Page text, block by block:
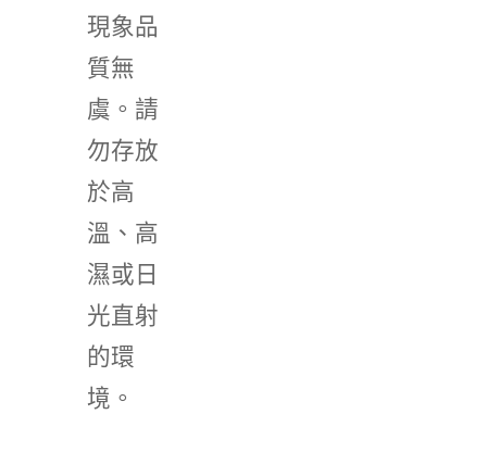
現象品
質無
虞。請
勿存放
於高
溫、高
濕或日
光直射
的環
境。